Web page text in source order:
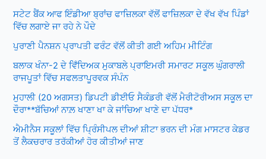
ਸਟੇਟ ਬੈਂਕ ਆਫ ਇੰਡੀਆ ਬ੍ਰਾਂਚ ਫਾਜ਼ਿਲਕਾ ਵੱਲੋਂ ਫਾਜ਼ਿਲਕਾ ਦੇ ਵੱਖ ਵੱਖ ਪਿੰਡਾਂ
ਵਿੱਚ ਲਗਾਏ ਜਾ ਰਹੇ ਨੇ ਪੌਦੇ
ਪੁਰਾਣੀ ਪੈਨਸ਼ਨ ਪ੍ਰਾਪਤੀ ਫਰੰਟ ਵੱਲੋਂ ਕੀਤੀ ਗਈ ਅਹਿਮ ਮੀਟਿੰਗ
ਬਲਾਕ ਖੰਨਾ-2 ਦੇ ਵਿਁਦਿਅਕ ਮੁਕਾਬਲੇ ਪ੍ਰਾਇਮਰੀ ਸਮਾਰਟ ਸਕੂਲ ਘੁੰਗਰਾਲੀ
ਰਾਜਪੂਤਾਂ ਵਿੱਚ ਸਫਲਤਾਪੂਰਵਕ ਸੰਪੰਨ
ਮੁਹਾਲੀ (20 ਅਗਸਤ) ਡਿਪਟੀ ਡੀਈਓ ਸੈਕੰਡਰੀ ਵੱਲੋਂ ਮੈਰੀਟੋਰੀਅਸ ਸਕੂਲ ਦਾ
ਦੌਰਾ**ਬੱਚਿਆਂ ਨਾਲ਼ ਖਾਣਾ ਖਾ ਕੇ ਜਾਂਚਿਆ ਖਾਣੇ ਦਾ ਪੱਧਰ*
ਐਮੀਨੈਸ ਸਕੂਲਾਂ ਵਿੱਚ ਪ੍ਰਿੰਸੀਪਲ ਦੀਆਂ ਸ਼ੀਟਾ ਭਰਨ ਦੀ ਮੰਗ ਮਾਸਟਰ ਕੇਡਰ
ਤੋਂ ਲੈਕਚਰਾਰ ਤਰੱਕੀਆਂ ਹੋਰ ਕੀਤੀਆਂ ਜਾਣ